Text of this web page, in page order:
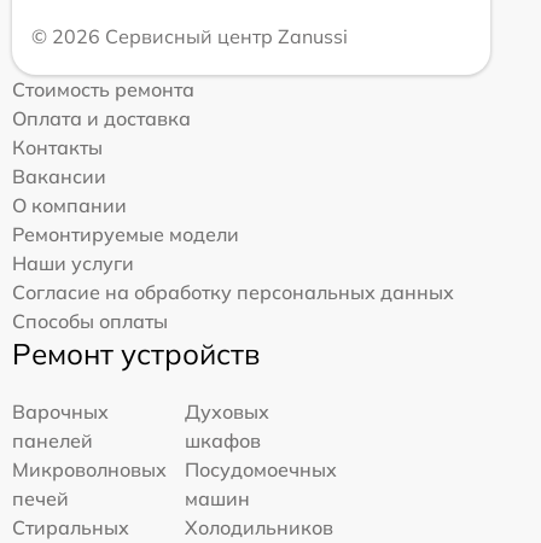
© 2026 Сервисный центр Zanussi
Стоимость ремонта
Оплата и доставка
Контакты
Вакансии
О компании
Ремонтируемые модели
Наши услуги
Согласие на обработку персональных данных
Способы оплаты
Ремонт устройств
Варочных
панелей
Духовых
шкафов
Микроволновых
печей
Посудомоечных
машин
Стиральных
Холодильников